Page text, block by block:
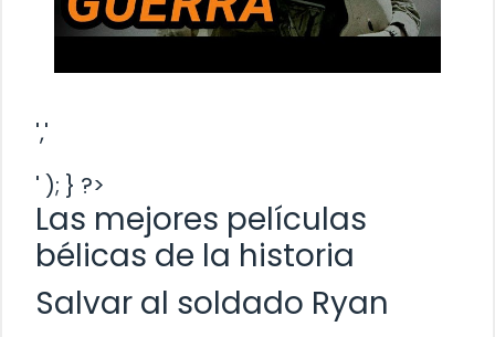
','
' ); } ?>
Las mejores películas
bélicas de la historia
Salvar al soldado Ryan